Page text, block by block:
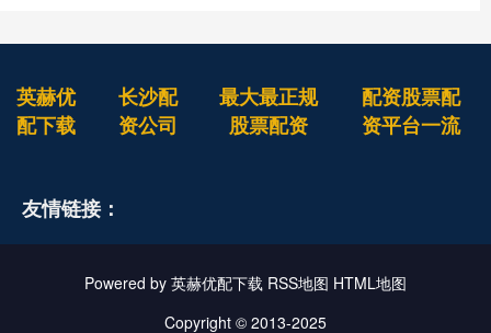
英赫优
配下载
长沙配
资公司
最大最正规
股票配资
配资股票配
资平台一流
友情链接：
Powered by 英赫优配下载 RSS地图 HTML地图
Copyright © 2013-2025